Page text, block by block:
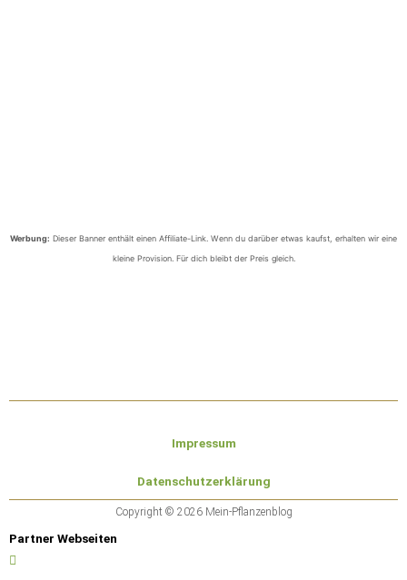
Werbung: Dieser Banner enthält einen Affiliate-Link. Wenn du darüber etwas kaufst, erhalten wir eine
kleine Provision. Für dich bleibt der Preis gleich.
Impressum
Datenschutzerklärung
Copyright © 2026 Mein-Pflanzenblog
Partner Webseiten